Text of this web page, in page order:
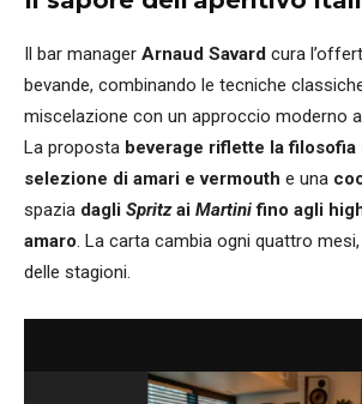
Il bar manager Arnaud Savard cura
bevande, combinando le tecniche
miscelazione con un approccio moderno
La proposta beverage riflette la filosofia
selezione di amari e vermouth e una
spazia dagli Spritzai Martinifino agli
amaro. La carta cambia ogni quattro
delle stagioni.